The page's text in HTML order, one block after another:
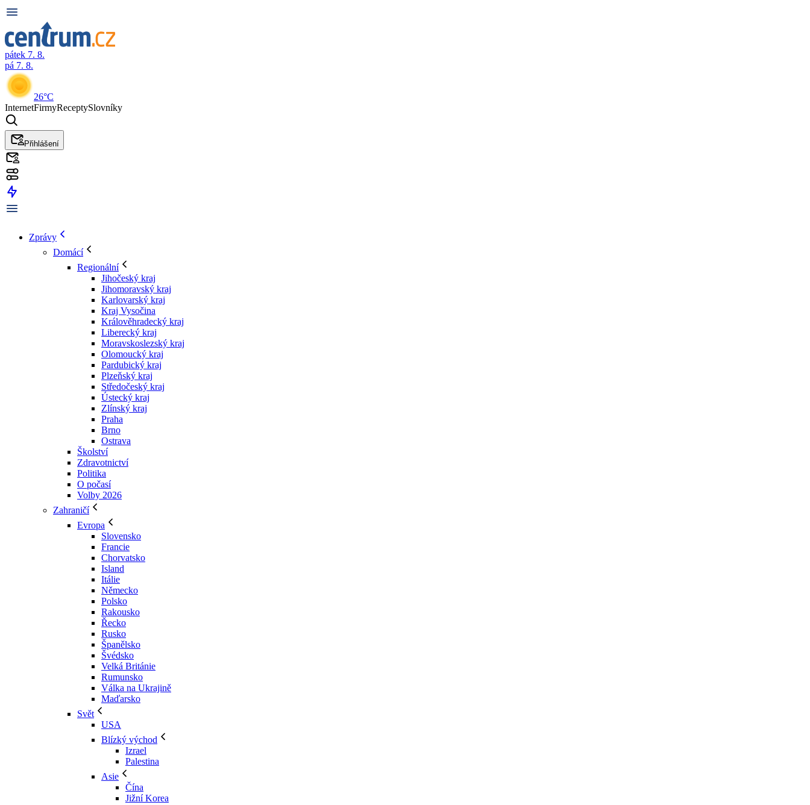
pátek 7. 8.
pá 7. 8.
26°C
InternetFirmyReceptySlovníky
Přihlášení
Zprávy
Domácí
Regionální
Jihočeský kraj
Jihomoravský kraj
Karlovarský kraj
Kraj Vysočina
Králověhradecký kraj
Liberecký kraj
Moravskoslezský kraj
Olomoucký kraj
Pardubický kraj
Plzeňský kraj
Středočeský kraj
Ústecký kraj
Zlínský kraj
Praha
Brno
Ostrava
Školství
Zdravotnictví
Politika
O počasí
Volby 2026
Zahraničí
Evropa
Slovensko
Francie
Chorvatsko
Island
Itálie
Německo
Polsko
Rakousko
Řecko
Rusko
Španělsko
Švédsko
Velká Británie
Rumunsko
Válka na Ukrajině
Maďarsko
Svět
USA
Blízký východ
Izrael
Palestina
Asie
Čína
Jižní Korea